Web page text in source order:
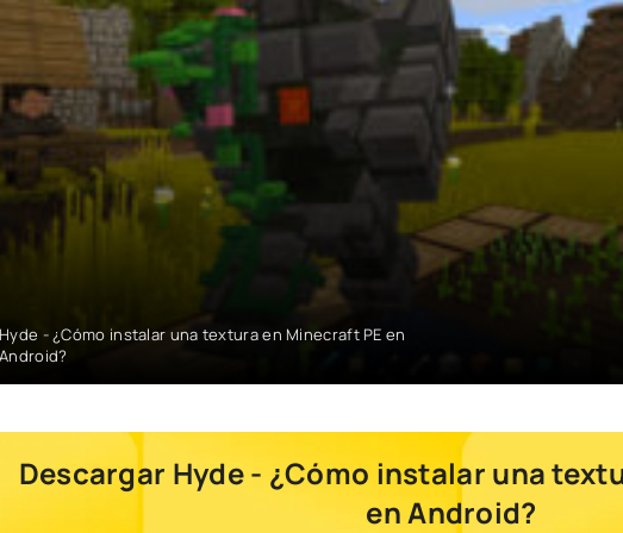
Hyde - ¿Cómo instalar una textura en Minecraft PE en
Android?
Descargar Hyde - ¿Cómo instalar una
en Android?